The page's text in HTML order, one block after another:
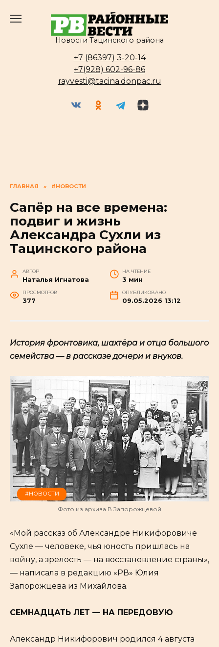
Новости Тацинского района
+7 (86397) 3-20-14
+7(928) 602-96-86
rayvesti@tacina.donpac.ru
ГЛАВНАЯ » #НОВОСТИ
Сапёр на все времена:
подвиг и жизнь
Александра Сухли из
Тацинского района
АВТОР
Наталья Игнатова
НА ЧТЕНИЕ
3 мин
ПРОСМОТРОВ
377
ОПУБЛИКОВАНО
09.05.2026 13:12
История фронтовика, шахтёра и отца большого
семейства — в рассказе дочери и внуков.
#НОВОСТИ
Фото из архива В.Запорожцевой
«Мой рассказ об Александре Никифоровиче
Сухле — человеке, чья юность пришлась на
войну, а зрелость — на восстановление страны»,
— написала в редакцию «РВ» Юлия
Запорожцева из Михайлова.
СЕМНАДЦАТЬ ЛЕТ — НА ПЕРЕДОВУЮ
Александр Никифорович родился 4 августа